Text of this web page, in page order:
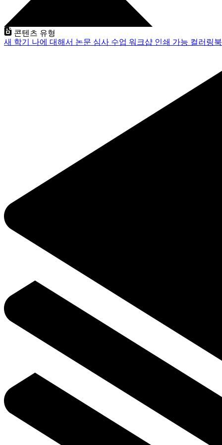
콘텐츠 유형
새 학기 나에 대해서 논문 심사 수업 워크샵 인쇄 가능 컬러링북